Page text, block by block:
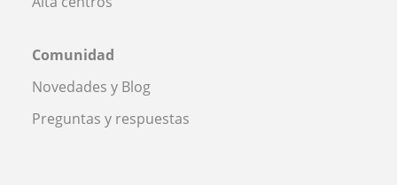
Comunidad
Novedades y Blog
Preguntas y respuestas